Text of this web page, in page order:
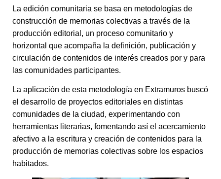
La edición comunitaria se basa en metodologías de
construcción de memorias colectivas a través de la
producción editorial, un proceso comunitario y
horizontal que acompaña la definición, publicación y
circulación de contenidos de interés creados por y para
las comunidades participantes.
La aplicación de esta metodología en Extramuros buscó
el desarrollo de proyectos editoriales en distintas
comunidades de la ciudad, experimentando con
herramientas literarias, fomentando así el acercamiento
afectivo a la escritura y creación de contenidos para la
producción de memorias colectivas sobre los espacios
habitados.